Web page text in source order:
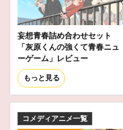
妄想青春詰め合わせセット
「灰原くんの強くて青春ニュ
ーゲーム」レビュー
もっと見る
コメディアニメ一覧